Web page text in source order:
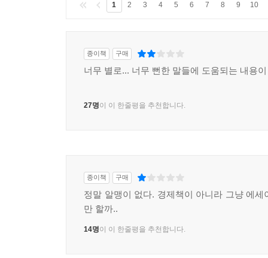
1 2 3 4 5 6 7 8 9 10
종이책 구매
너무 별로... 너무 뻔한 말들에 도움되는 내용
27명이 이 한줄평을 추천합니다.
종이책 구매
정말 알맹이 없다. 경제책이 아니라 그냥 에세
만 할까..
14명이 이 한줄평을 추천합니다.